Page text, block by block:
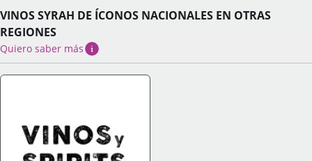
VINOS SYRAH DE ÍCONOS NACIONALES EN OTRAS
REGIONES
Quiero saber más